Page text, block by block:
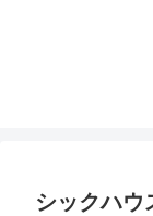
シックハウ